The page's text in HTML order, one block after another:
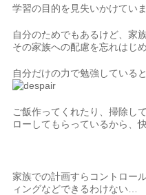
学習の目的を見失いかけてい
自分のためでもあるけど、家
その家族への配慮を忘れはじ
自分だけの力で勉強している
ご飯作ってくれたり、掃除し
ローしてもらっているから、
家族での計画すらコントロー
ィングなどできるわけない…